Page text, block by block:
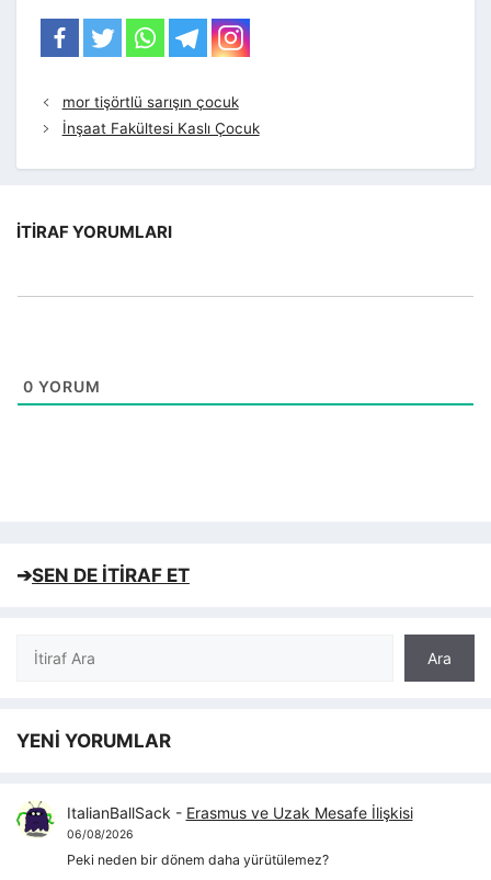
mor tişörtlü sarışın çocuk
İnşaat Fakültesi Kaslı Çocuk
İTIRAF YORUMLARI
0 YORUM
➔SEN DE İTİRAF ET
Ara
Ara
YENİ YORUMLAR
ItalianBallSack - Erasmus ve Uzak Mesafe İlişkisi
06/08/2026
Peki neden bir dönem daha yürütülemez?